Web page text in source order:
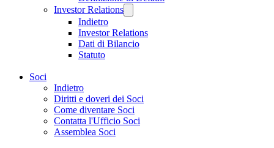
Investor Relations
Indietro
Investor Relations
Dati di Bilancio
Statuto
Soci
Indietro
Diritti e doveri dei Soci
Come diventare Soci
Contatta l'Ufficio Soci
Assemblea Soci